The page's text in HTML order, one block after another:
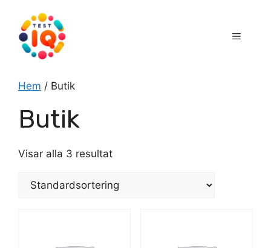
innehåll
Meny
Hem / Butik
Butik
Visar alla 3 resultat